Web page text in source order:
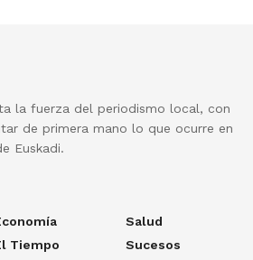
la fuerza del periodismo local, con
de primera mano lo que ocurre en
Euskadi.
Tiempo
Salud
Sucesos